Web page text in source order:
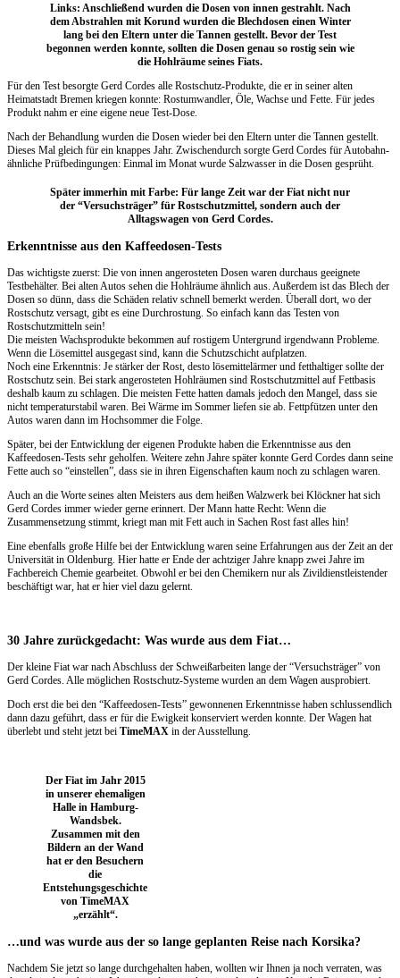
Links: Anschließend wurden die Dosen von innen gestrahlt. Nach
dem Abstrahlen mit Korund wurden die Blechdosen einen Winter
lang bei den Eltern unter die Tannen gestellt. Bevor der Test
begonnen werden konnte, sollten die Dosen genau so rostig sein wie
die Hohlräume seines Fiats.
Für den Test besorgte Gerd Cordes alle Rostschutz-Produkte, die er in seiner alten
Heimatstadt Bremen kriegen konnte: Rostumwandler, Öle, Wachse und Fette. Für jedes
Produkt nahm er eine eigene neue Test-Dose.
Nach der Behandlung wurden die Dosen wieder bei den Eltern unter die Tannen gestellt.
Dieses Mal gleich für ein knappes Jahr. Zwischendurch sorgte Gerd Cordes für Autobahn-
ähnliche Prüfbedingungen: Einmal im Monat wurde Salzwasser in die Dosen gesprüht.
Später immerhin mit Farbe: Für lange Zeit war der Fiat nicht nur
der “Versuchsträger” für Rostschutzmittel, sondern auch der
Alltagswagen von Gerd Cordes.
Erkenntnisse aus den Kaffeedosen-Tests
Das wichtigste zuerst: Die von innen angerosteten Dosen waren durchaus geeignete
Testbehälter. Bei alten Autos sehen die Hohlräume ähnlich aus. Außerdem ist das Blech der
Dosen so dünn, dass die Schäden relativ schnell bemerkt werden. Überall dort, wo der
Rostschutz versagt, gibt es eine Durchrostung. So einfach kann das Testen von
Rostschutzmitteln sein!
Die meisten Wachsprodukte bekommen auf rostigem Untergrund irgendwann Probleme.
Wenn die Lösemittel ausgegast sind, kann die Schutzschicht aufplatzen.
Noch eine Erkenntnis: Je stärker der Rost, desto lösemittelärmer und fetthaltiger sollte der
Rostschutz sein. Bei stark angerosteten Hohlräumen sind Rostschutzmittel auf Fettbasis
deshalb kaum zu schlagen. Die meisten Fette hatten damals jedoch den Mangel, dass sie
nicht temperaturstabil waren. Bei Wärme im Sommer liefen sie ab. Fettpfützen unter den
Autos waren dann im Hochsommer die Folge.
Später, bei der Entwicklung der eigenen Produkte haben die Erkenntnisse aus den
Kaffeedosen-Tests sehr geholfen. Weitere zehn Jahre später konnte Gerd Cordes dann seine
Fette auch so “einstellen”, dass sie in ihren Eigenschaften kaum noch zu schlagen waren.
Auch an die Worte seines alten Meisters aus dem heißen Walzwerk bei Klöckner hat sich
Gerd Cordes immer wieder gerne erinnert. Der Mann hatte Recht: Wenn die
Zusammensetzung stimmt, kriegt man mit Fett auch in Sachen Rost fast alles hin!
Eine ebenfalls große Hilfe bei der Entwicklung waren seine Erfahrungen aus der Zeit an der
Universität in Oldenburg. Hier hatte er Ende der achtziger Jahre knapp zwei Jahre im
Fachbereich Chemie gearbeitet. Obwohl er bei den Chemikern nur als Zivildienstleistender
beschäftigt war, hat er hier viel dazu gelernt.
30 Jahre zurückgedacht: Was wurde aus dem Fiat…
Der kleine Fiat war nach Abschluss der Schweißarbeiten lange der “Versuchsträger” von
Gerd Cordes. Alle möglichen Rostschutz-Systeme wurden an dem Wagen ausprobiert.
Doch erst die bei den “Kaffeedosen-Tests” gewonnenen Erkenntnisse haben schlussendlich
dann dazu geführt, dass er für die Ewigkeit konserviert werden konnte. Der Wagen hat
überlebt und steht jetzt bei TimeMAX in der Ausstellung.
Der Fiat im Jahr 2015
in unserer ehemaligen
Halle in Hamburg-
Wandsbek.
Zusammen mit den
Bildern an der Wand
hat er den Besuchern
die
Entstehungsgeschichte
von TimeMAX
„erzählt“.
…und was wurde aus der so lange geplanten Reise nach Korsika?
Nachdem Sie jetzt so lange durchgehalten haben, wollten wir Ihnen ja noch verraten, was